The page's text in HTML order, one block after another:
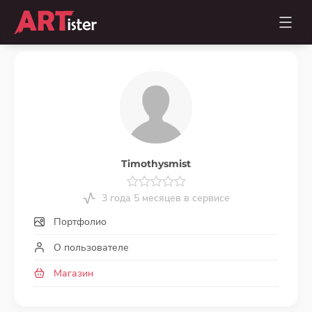
Timothysmist
3 года 5 месяцев в сервисе
Портфолио
О пользователе
Магазин